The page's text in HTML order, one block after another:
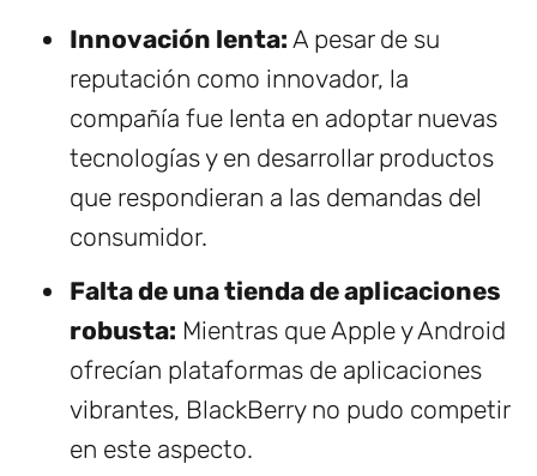
Innovación lenta: A pesar de su
reputación como innovador, la
compañía fue lenta en adoptar nuevas
tecnologías y en desarrollar productos
que respondieran a las demandas del
consumidor.
Falta de una tienda de aplicaciones
robusta: Mientras que Apple y Android
ofrecían plataformas de aplicaciones
vibrantes, BlackBerry no pudo competir
en este aspecto.